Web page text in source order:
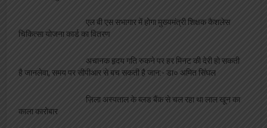
एल बी एस सभागार में होगा मुख्यमंत्री शिक्षक कैशलेस
चिकित्सा योजना कार्ड का वितरण
अचानक हृदय गति रुकने पर हर मिनट की देरी हो सकती
है जानलेवा, समय पर सीपीआर से बच सकती है जान:- डा० अमित सिंघल
ज़िला अस्पताल के ब्लड बैंक से चल रहा था लाल खून का
काला कारोबार